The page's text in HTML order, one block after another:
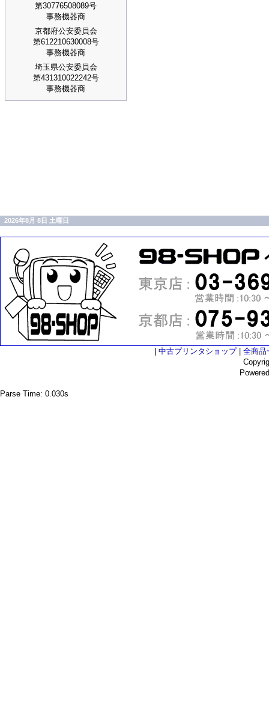
第30776508089号
事務機器商
京都府公安委員会
第612210630008号
事務機器商
埼玉県公安委員会
第431310022242号
事務機器商
2026年8月 8日 土曜日
中古プリンタショップ| 全商品
Parse Time: 0.030s